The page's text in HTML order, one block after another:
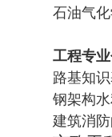
石油气
工程专
路基知
钢架构
建筑消